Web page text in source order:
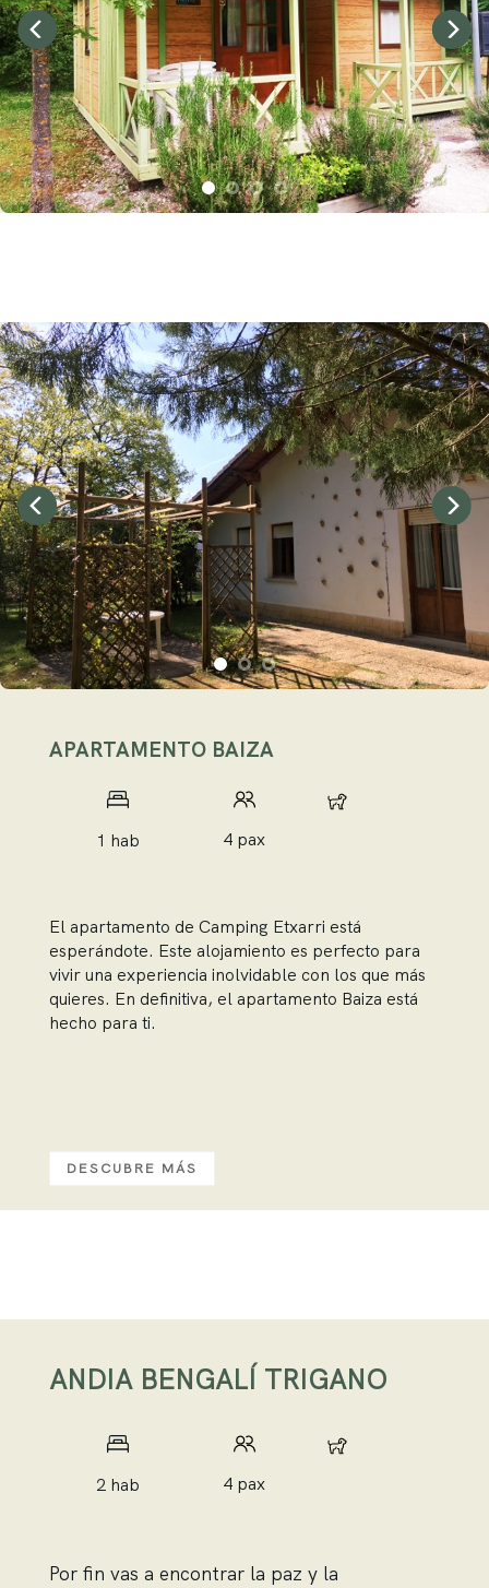
APARTAMENTO BAIZA
1 hab 4 pax
El apartamento de Camping Etxarri está
esperándote. Este alojamiento es perfecto para
vivir una experiencia inolvidable con los que más
quieres. En definitiva, el apartamento Baiza está
hecho para ti.
DESCUBRE MÁS
ANDIA BENGALÍ TRIGANO
2 hab 4 pax
Por fin vas a encontrar la paz y la